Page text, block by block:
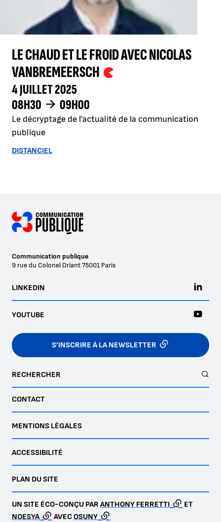
LE CHAUD ET LE FROID AVEC NICOLAS
VANBREMEERSCH
4 JUILLET 2025
08H30
09H00
Le décryptage de l'actualité de la communication
publique
DISTANCIEL
Communication publique
9 rue du Colonel Driant75001 Paris
S’INSCRIRE À LA NEWSLETTER
LINKEDIN
YOUTUBE
RECHERCHER
CONTACT
MENTIONS LÉGALES
ACCESSIBILITÉ
PLAN DU SITE
UN SITE ÉCO-CONÇU PARANTHONY FERRETTI
ET
NOESYA
AVEC OSUNY